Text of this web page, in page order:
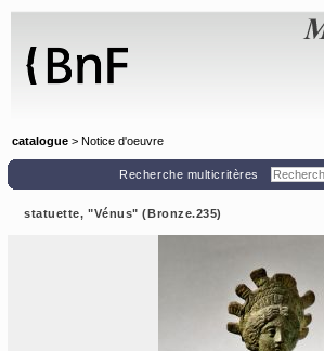
catalogue > Notice d'oeuvre
Recherche multicritères
statuette, "Vénus" (Bronze.235)